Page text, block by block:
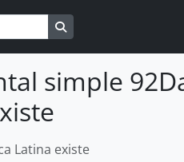
simple
Latina existe